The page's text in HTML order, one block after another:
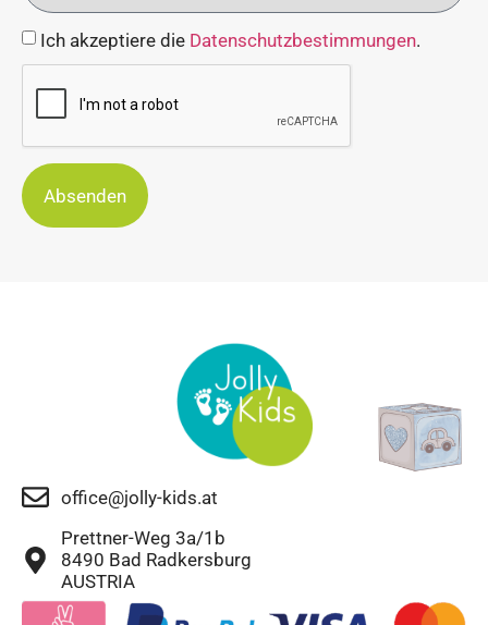
Ich akzeptiere die Datenschutzbestimmungen.
Absenden
office@jolly-kids.at
Prettner-Weg 3a/1b
8490 Bad Radkersburg
AUSTRIA